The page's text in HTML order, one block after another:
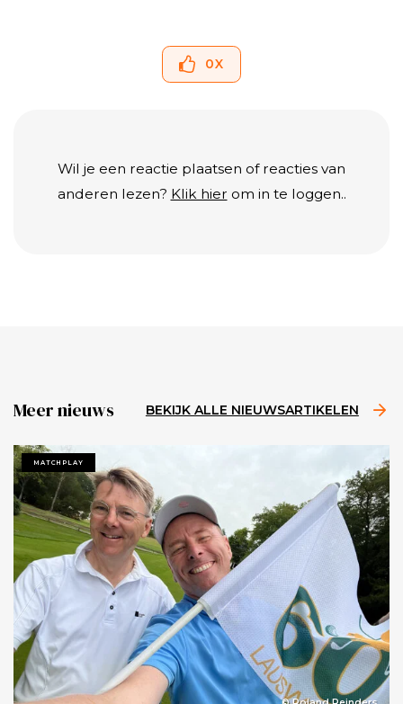
0X
Wil je een reactie plaatsen of reacties van
anderen lezen? Klik hier om in te loggen..
Meer nieuws BEKIJK ALLE NIEUWSARTIKELEN
MATCHPLAY